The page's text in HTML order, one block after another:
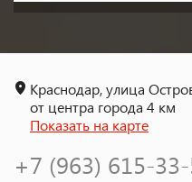
Краснодар, улица
от центра города 4 км
Показать на карте
+7 (963) 615-